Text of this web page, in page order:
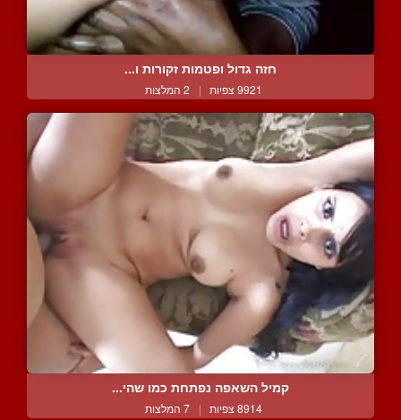
חזה גדול ופטמות זקורות ו...
9921 צפיות | 2 המלצות
קמיל השאפה נפתחת כמו שהי...
8914 צפיות | 7 המלצות